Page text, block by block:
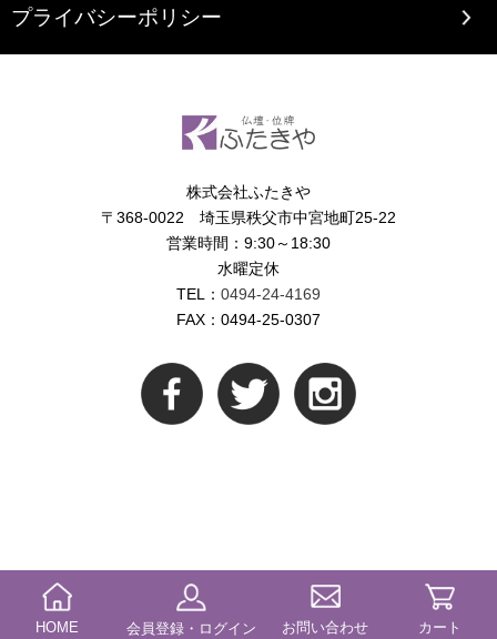
プライバシーポリシー
株式会社ふたきや
〒368-0022 埼玉県秩父市中宮地町25-22
営業時間：9:30～18:30
水曜定休
TEL： 0494-24-4169
FAX：0494-25-0307
HOME 会員登録・ログイン お問い合わせ カート